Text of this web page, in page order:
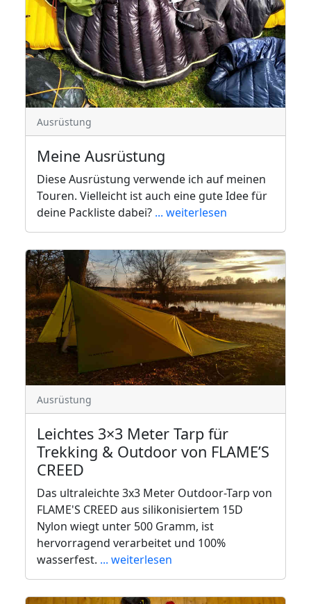
Ausrüstung
Meine Ausrüstung
Diese Ausrüstung verwende ich auf meinen
Touren. Vielleicht ist auch eine gute Idee für
deine Packliste dabei? ... weiterlesen
Ausrüstung
Leichtes 3×3 Meter Tarp für
Trekking & Outdoor von FLAME’S
CREED
Das ultraleichte 3x3 Meter Outdoor-Tarp von
FLAME'S CREED aus silikonisiertem 15D
Nylon wiegt unter 500 Gramm, ist
hervorragend verarbeitet und 100%
wasserfest. ... weiterlesen